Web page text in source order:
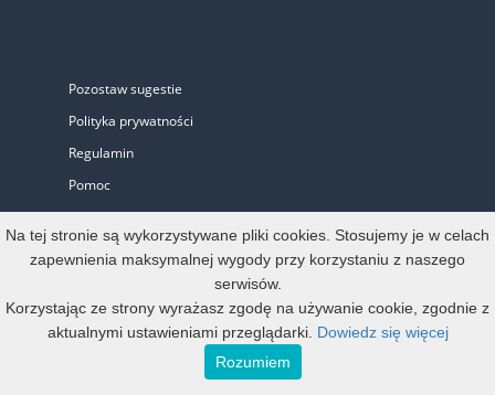
Pozostaw sugestie
Polityka prywatności
Regulamin
Pomoc
Biuro Prasowe
Oferta
Na tej stronie są wykorzystywane pliki cookies. Stosujemy je w celach
zapewnienia maksymalnej wygody przy korzystaniu z naszego
serwisów.
Korzystając ze strony wyrażasz zgodę na używanie cookie, zgodnie z
aktualnymi ustawieniami przeglądarki. Dowiedz się więcej
Rozumiem